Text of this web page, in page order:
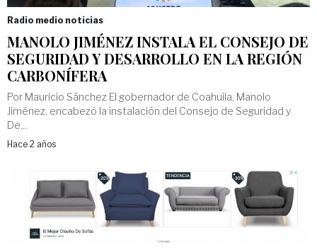
Radio medio noticias
MANOLO JIMÉNEZ INSTALA EL CONSEJO DE
SEGURIDAD Y DESARROLLO EN LA REGIÓN
CARBONÍFERA
Por Mauricio Sánchez El gobernador de Coahuila, Manolo
Jiménez, encabezó la instalación del Consejo de Seguridad y
De...
Hace 2 años